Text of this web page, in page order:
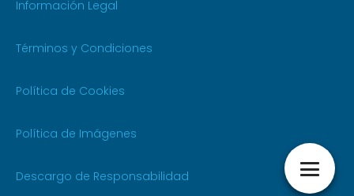
Información Legal
Términos y Condiciones
Política de Cookies
Política de Imágenes
Descargo de Responsabilidad